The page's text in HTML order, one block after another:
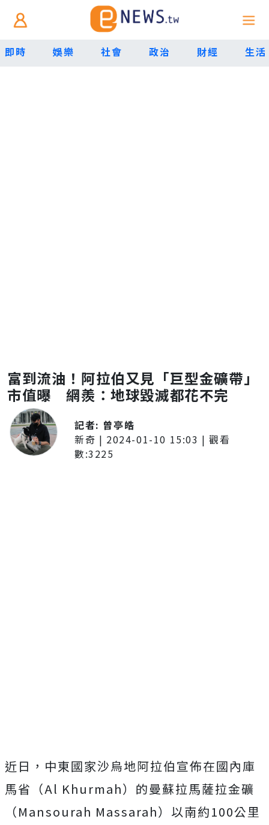
即時 娛樂 社會 政治 財經 生活
富到流油！阿拉伯又見「巨型金礦帶」
市值曝 網羨：地球毀滅都花不完
記者: 曾亭皓
新奇 | 2024-01-10 15:03 | 觀看
數:3225
近日，中東國家沙烏地阿拉伯宣佈在國內庫
馬省（Al Khurmah）的曼蘇拉馬薩拉金礦
（Mansourah Massarah）以南約100公里